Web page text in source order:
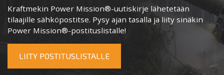
Kraftmekin Power Mission®-uutiskirje lähetetään
tilaajille sähköpostitse. Pysy ajan tasalla ja liity sinäkin
Power Mission®-postituslistalle!
LIITY POSTITUSLISTALLE